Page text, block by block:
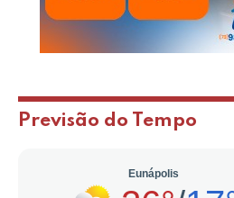
Previsão do Tempo